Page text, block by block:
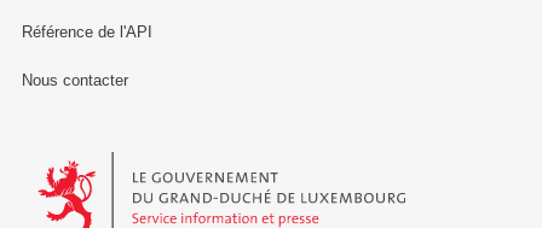
Référence de l'API
Nous contacter
Le Gouvernement du Grand-Duché de Luxembourg - Service